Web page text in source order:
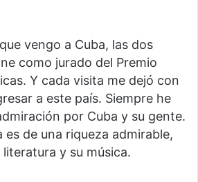
vengo a Cuba, las dos
como jurado del Premio
Y cada visita me dejó con
a este país. Siempre he
por Cuba y su gente.
es de una riqueza admirable,
y su música.